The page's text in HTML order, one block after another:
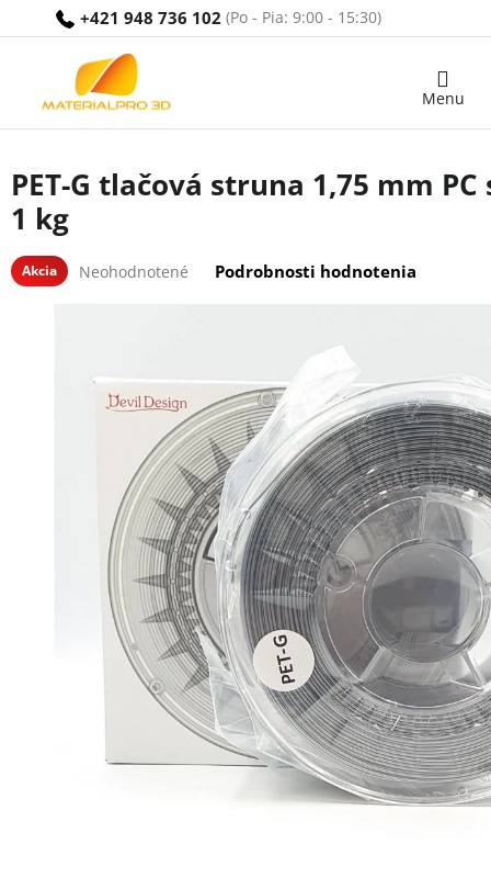
+421 948 736 102
Nákupný
PET-G tlačová struna 1,75 mm
1 kg
Akcia
hodnotenie
hviezdičiek.
Neohodnotené Podrobnosti hodnotenia